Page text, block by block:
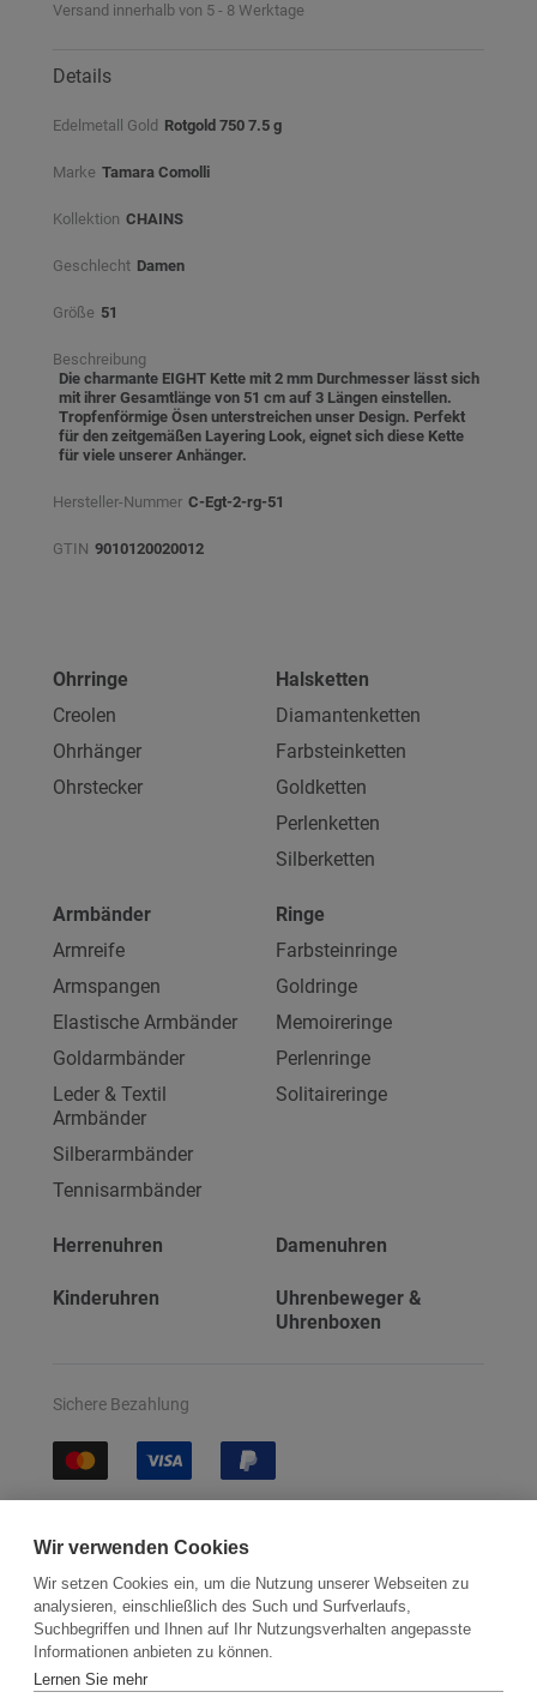
Versand innerhalb von 5 - 8 Werktage
Details
Edelmetall Gold Rotgold 750 7.5 g
Marke Tamara Comolli
Kollektion CHAINS
Geschlecht Damen
Größe 51
Beschreibung
Die charmante EIGHT Kette mit 2 mm Durchmesser lässt sich
mit ihrer Gesamtlänge von 51 cm auf 3 Längen einstellen.
Tropfenförmige Ösen unterstreichen unser Design. Perfekt
für den zeitgemäßen Layering Look, eignet sich diese Kette
für viele unserer Anhänger.
Hersteller-Nummer C-Egt-2-rg-51
GTIN 9010120020012
Ohrringe
Creolen
Ohrhänger
Ohrstecker
Halsketten
Diamantenketten
Farbsteinketten
Goldketten
Perlenketten
Silberketten
Armbänder
Armreife
Armspangen
Elastische Armbänder
Goldarmbänder
Leder & Textil
Armbänder
Silberarmbänder
Tennisarmbänder
Ringe
Farbsteinringe
Goldringe
Memoireringe
Perlenringe
Solitaireringe
Herrenuhren Damenuhren
Kinderuhren
Uhrenbeweger &
Uhrenboxen
Sichere Bezahlung
Kontakt Newsletter Partner Versand
Wir verwenden Cookies
Wir setzen Cookies ein, um die Nutzung unserer Webseiten zu
analysieren, einschließlich des Such und Surfverlaufs,
Suchbegriffen und Ihnen auf Ihr Nutzungsverhalten angepasste
Informationen anbieten zu können.
Lernen Sie mehr